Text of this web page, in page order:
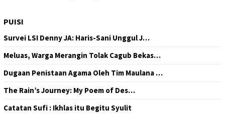
PUISI
Survei LSI Denny JA: Haris-Sani Unggul J…
Meluas, Warga Merangin Tolak Cagub Bekas…
Dugaan Penistaan Agama Oleh Tim Maulana …
The Rain’s Journey: My Poem of Des…
Catatan Sufi : Ikhlas itu Begitu Syulit